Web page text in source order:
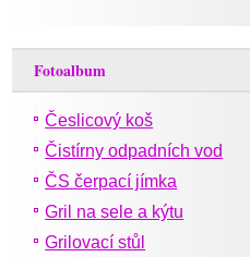
Fotoalbum
Česlicový koš
Čistírny odpadních vod
ČS čerpací jímka
Gril na sele a kýtu
Grilovací stůl